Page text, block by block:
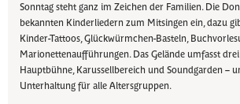
Sonntag steht ganz im Zeichen der Familien. Die
bekannten Kinderliedern zum Mitsingen ein, dazu
Kinder-Tattoos, Glückwürmchen-Basteln,
Marionettenaufführungen. Das Gelände umfasst
Hauptbühne, Karussellbereich und Soundgarden –
Unterhaltung für alle Altersgruppen.